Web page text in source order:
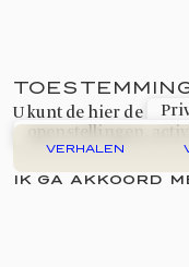
VERHALEN
U kunt de hier de
openstellingen,
IK GA AKKOORD